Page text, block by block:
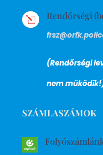
l Rendőrségi
(Rendőrségi
nem
SZÁMLASZÁMOK